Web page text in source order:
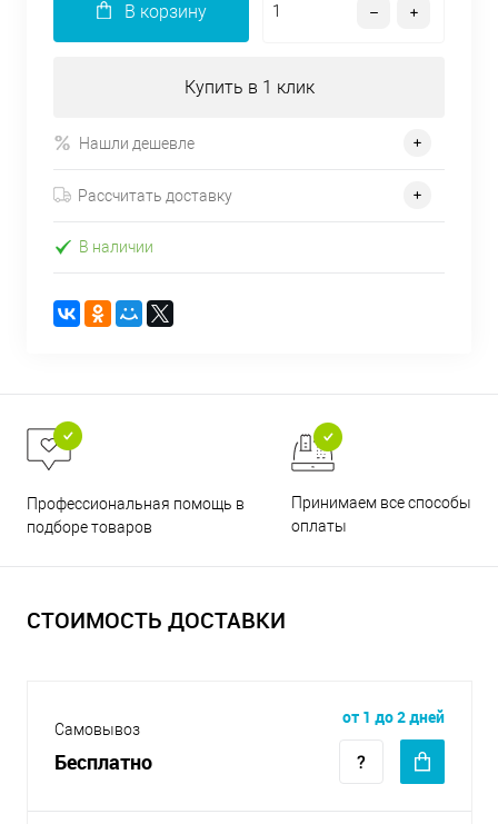
В корзину
Купить в 1 клик
Нашли дешевле
Рассчитать доставку
В наличии
Профессиональная помощь в
подборе товаров
Принимаем все способы
оплаты
СТОИМОСТЬ ДОСТАВКИ
Самовывоз
Бесплатно
от 1 до 2 дней